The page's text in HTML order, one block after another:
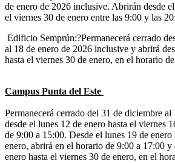
de enero de 2026 inclusive. Abrirán desde
el viernes 30 de enero entre las 9:00 y las
Edificio Semprún:?Permanecerá cerrado
al 18 de enero de 2026 inclusive y abrirá
hasta el viernes 30 de enero, en el horario
Campus Punta del Este
Permanecerá cerrado del 31 de diciembre
desde el lunes 12 de enero hasta el viernes
de 9:00 a 15:00. Desde el lunes 19 de enero
enero, abrirá en el horario de 9:00 a 17:00 y
enero hasta el viernes 30 de enero, en el